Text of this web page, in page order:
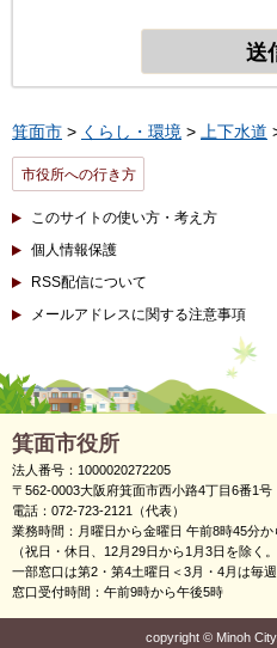
箕面市 > くらし・環境 > 上下水道
市役所への行き方
このサイトの使い方・考え方
個人情報保護
RSS配信について
メールアドレスに関する注意事項
箕面市役所
法人番号：1000020272205
〒562-0003大阪府箕面市西小路4丁目6番1号
電話：072-723-2121（代表）
業務時間：月曜日から金曜日 午前8時45分
（祝日・休日、12月29日から1月3日を除く。
一部窓口は第2・第4土曜日＜3月・4月は毎週
窓口受付時間：午前9時から午後5時
copyright ©Minoh